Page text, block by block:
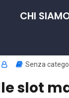
CHI
Senza
slot